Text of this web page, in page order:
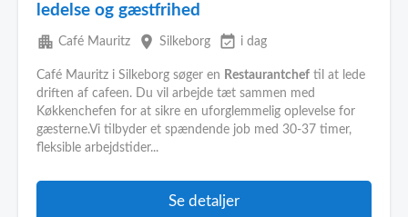
ledelse og gæstfrihed
apartment Café Mauritz place Silkeborg event_available i dag
Café Mauritz i Silkeborg søger en Restaurantchef til at lede
driften af cafeen. Du vil arbejde tæt sammen med
Køkkenchefen for at sikre en uforglemmelig oplevelse for
gæsterne.Vi tilbyder et spændende job med 30-37 timer,
fleksible arbejdstider...
Se detaljer